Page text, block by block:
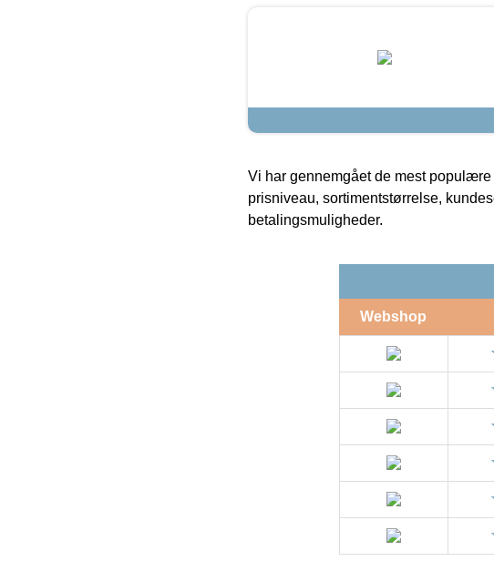
Vi har gennemgået de mest
prisniveau, sortimentstørrelse,
betalingsmuligheder.
Webshop